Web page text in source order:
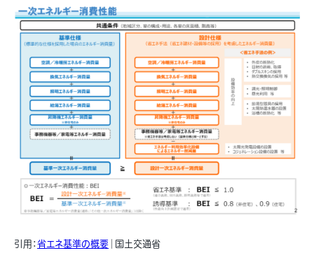
引用：省エネ基準の概要 ｜国土交通省